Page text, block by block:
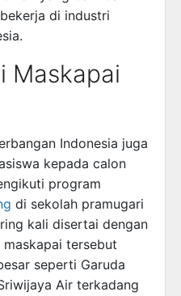
di industri
Maskapai
Indonesia juga
kepada calon
program
di sekolah pramugari
kali disertai dengan
tersebut
seperti Garuda
Air terkadang